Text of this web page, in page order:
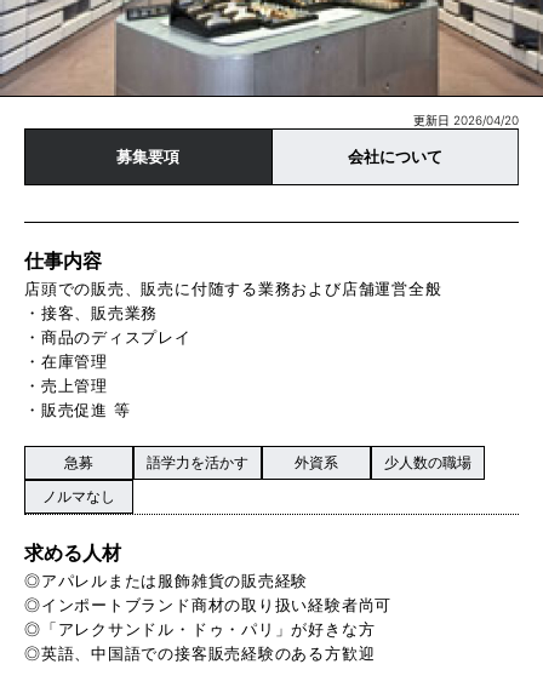
更新日 2026/04/20
募集要項 会社について
仕事内容
店頭での販売、販売に付随する業務および店舗運営全般
・接客、販売業務
・商品のディスプレイ
・在庫管理
・売上管理
・販売促進 等
急募 語学力を活かす 外資系
少人数の職場
ノルマなし
求める人材
◎アパレルまたは服飾雑貨の販売経験
◎インポートブランド商材の取り扱い経験者尚可
◎「アレクサンドル・ドゥ・パリ」が好きな方
◎英語、中国語での接客販売経験のある方歓迎